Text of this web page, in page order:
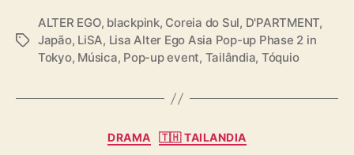
A
l
t
o
T
ALTER EGO, blackpink, Coreia do Sul, D'PARTMENT,
Japão, LiSA, Lisa Alter Ego Asia Pop-up Phase 2 in
Tokyo, Música, Pop-up event, Tailândia, Tóquio
C
DRAMA 🇹🇭 TAILANDIA